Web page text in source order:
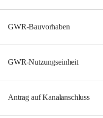
GWR-Bauvorhaben
GWR-Nutzungseinheit
Antrag auf Kanalanschluss